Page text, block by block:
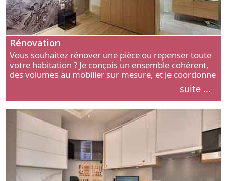
Rénovation
Vous souhaitez rénover une pièce ou repenser toute
votre habitation ? Je conçois un ensemble cohérent,
des volumes au mobilier sur mesure, et je coordonne
suite ...